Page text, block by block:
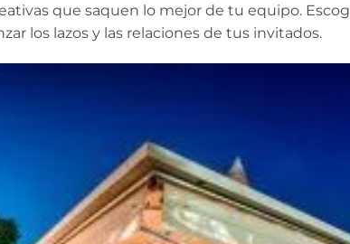
que saquen lo mejor de tu equipo.
los lazos y las relaciones de tus invitados.